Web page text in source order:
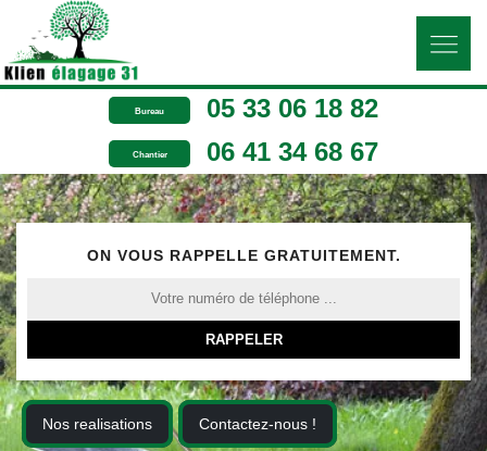
Bureau 05 33 06 18 82
Chantier 06 41 34 68 67
ON VOUS RAPPELLE GRATUITEMENT.
Nos realisations Contactez-nous !